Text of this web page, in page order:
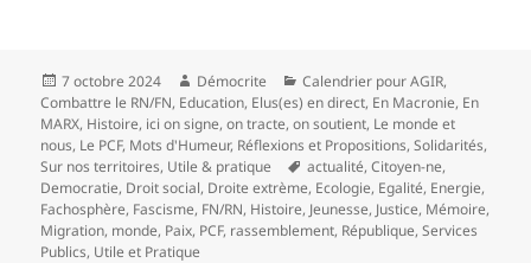
Publié
le
7 octobre 2024 Auteur
Démocrite Catégories
Calendrier pour AGIR,
Combattre le RN/FN, Education, Elus(es) en direct, En Macronie, En
MARX, Histoire, ici on signe, on tracte, on soutient, Le monde et
nous, Le PCF, Mots d'Humeur, Réflexions et Propositions,Solidarités,
Sur nos territoires, Utile & pratique
Mots-
clés
actualité,Citoyen-ne,
Democratie, Droit social, Droite extrème, Ecologie, Egalité, Energie,
Fachosphère, Fascisme, FN/RN, Histoire, Jeunesse, Justice, Mémoire,
Migration, monde, Paix, PCF, rassemblement, République,Services
Publics, Utile et Pratique